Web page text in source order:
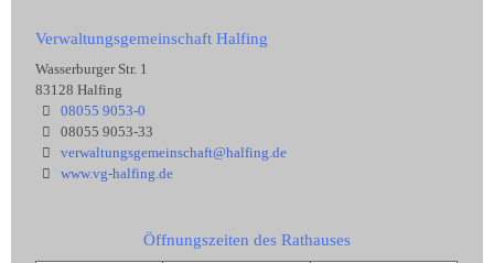
Verwaltungsgemeinschaft Halfing
Wasserburger Str. 1
83128 Halfing
08055 9053-0
08055 9053-33
verwaltungsgemeinschaft@halfing.de
www.vg-halfing.de
Öffnungszeiten des Rathauses